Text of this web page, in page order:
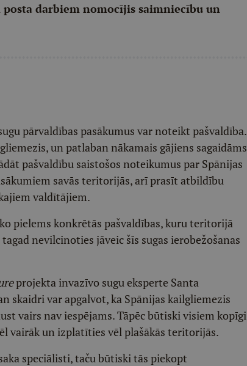
darbiem nomocījis saimniecību un
pārvaldības pasākumus var noteikt pašvaldība.
un patlaban nākamais gājiens sagaidāms
pašvaldību saistošos noteikumus par Spānijas
savās teritorijās, arī prasīt atbildību
valdītājiem.
pielems konkrētās pašvaldības, kuru teritorijā
nevilcinoties jāveic šīs sugas ierobežošanas
projekta invazīvo sugu eksperte Santa
skaidri var apgalvot, ka Spānijas kailgliemezis
vairs nav iespējams. Tāpēc būtiski visiem kopīgi
vairāk un izplatīties vēl plašākās teritorijās.
speciālisti, taču būtiski tās piekopt